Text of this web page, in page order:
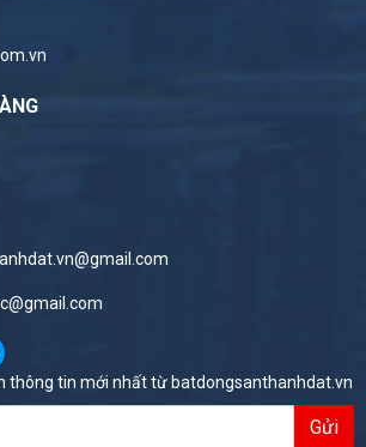
thông tin mới nhất từ batdongsanthanhdat.vn
Gửi